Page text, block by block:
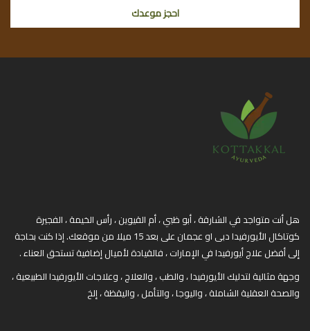
احجز موعدك
هل أنت متواجد في الشارقة ، أبو ظبي ، أم القيوين ، رأس الخيمة ، الفجيرة
كوتاكال الأيورفيدا دبى او عجمان على بعد 15 ميلا من موقعك. إذا كنت بحاجة
إلى أفضل علاج أيورفيدا في الإمارات ، فالقيادة لأميال إضافية تستحق العناء .
وجهة مثالية لتدليك الأيورفيدا ، والطب ، والعلاج ، وعلاجات الأيورفيدا الطبيعية ،
والصحة العقلية الشاملة ، واليوجا ، والتأمل ، واليقظة ، إلخ